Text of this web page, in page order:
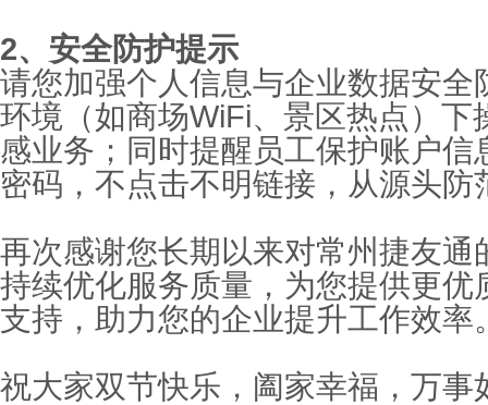
2、安全防护提示
请您加强个人信息与企业数据安全
环境（如商场WiFi、景区热点）下
感业务；同时提醒员工保护账户
密码，不点击不明链接，从源头防
再次感谢您长期以来对常州捷友通
持续优化服务质量，为您提供更优
支持，助力您的企业提升工作效率
祝大家双节快乐，阖家幸福，万事